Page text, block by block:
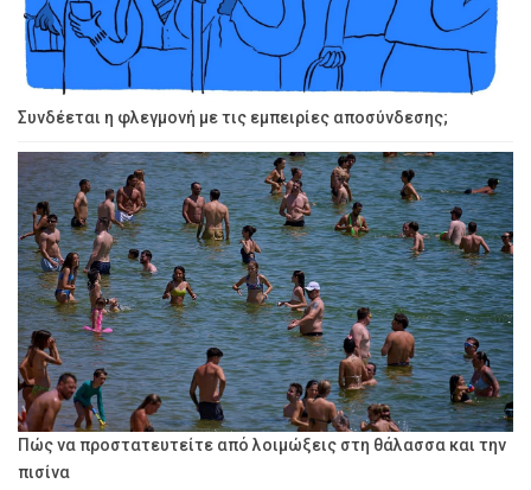
Συνδέεται η φλεγμονή με τις εμπειρίες αποσύνδεσης;
Πώς να προστατευτείτε από λοιμώξεις στη θάλασσα και την
πισίνα